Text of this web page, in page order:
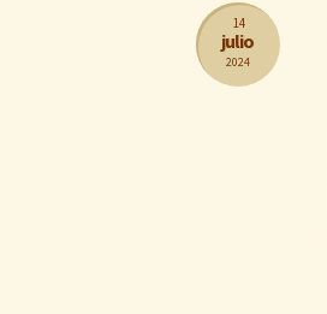
14
julio
2024